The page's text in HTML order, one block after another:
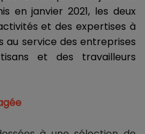
en janvier 2021, les deux
et des expertises à
service des entreprises
et des travailleurs